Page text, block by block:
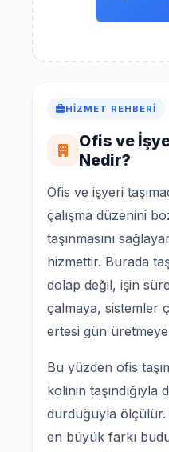
HIZMET REHBERI
Ofis ve
Nedir?
Ofis ve işyeri
çalışma düzenini
taşınmasını
hizmettir. Burada
dolap değil, işin
çalmaya, sistemler
ertesi gün
Bu yüzden ofis
kolinin taşındığıyla
durduğuyla ölçülür.
en büyük farkı